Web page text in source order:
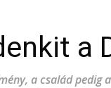
a
a család